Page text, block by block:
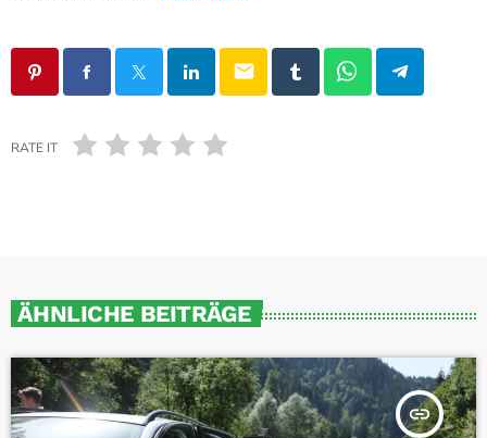
email
RATE IT
ÄHNLICHE BEITRÄGE
insert_link